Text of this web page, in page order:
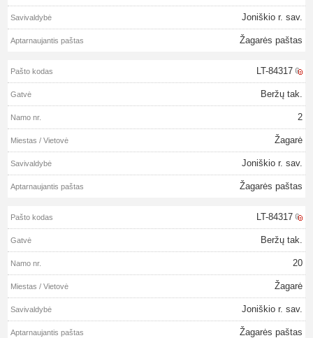
Joniškio r. sav.
Žagarės paštas
LT-84317
Beržų tak.
2
Žagarė
Joniškio r. sav.
Žagarės paštas
LT-84317
Beržų tak.
20
Žagarė
Joniškio r. sav.
Žagarės paštas